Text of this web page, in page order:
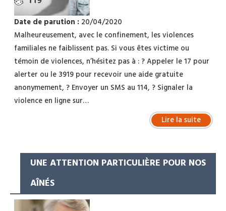
Date de parution : 20/04/2020
Malheureusement, avec le confinement, les violences
familiales ne faiblissent pas. Si vous êtes victime ou
témoin de violences, n’hésitez pas à : ? Appeler le 17 pour
alerter ou le 3919 pour recevoir une aide gratuite
anonymement, ? Envoyer un SMS au 114, ? Signaler la
violence en ligne sur…
Lire la suite
UNE ATTENTION PARTICULIÈRE POUR NOS
AÎNÉS